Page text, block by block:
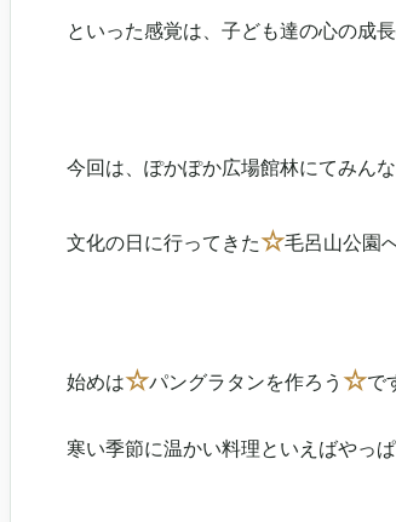
といった感覚は、子ども達の心の成
今回は、ぽかぽか広場館林にてみん
文化の日に行ってきた☆毛呂山公園
始めは☆パングラタンを作ろう ☆で
寒い季節に温かい料理といえばやっ